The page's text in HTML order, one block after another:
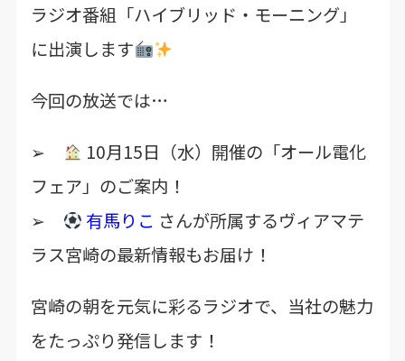
ラジオ番組「ハイブリッド・モーニング」
に出演します
今回の放送では…
➢
10月15日（水）開催の「オール電化
フェア」のご案内！
➢
有馬りこ さんが所属するヴィアマテ
ラス宮崎の最新情報もお届け！
宮崎の朝を元気に彩るラジオで、当社の魅力
をたっぷり発信します！